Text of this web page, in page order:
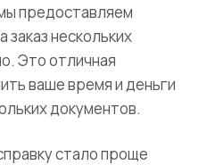
предоставляем
заказ нескольких
Это отличная
ваше время и деньги
документов.
стало проще